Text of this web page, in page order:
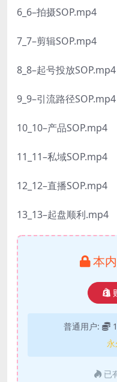
6_6–拍摄SOP.mp4
7_7–剪辑SOP.mp4
8_8–起号投放SOP.mp4
9_9–引流路径SOP.mp4
10_10–产品SOP.mp4
11_11–私域SOP.mp4
12_12–直播SOP.mp4
13_13–起盘顺利.mp4
本
普通用户:
已